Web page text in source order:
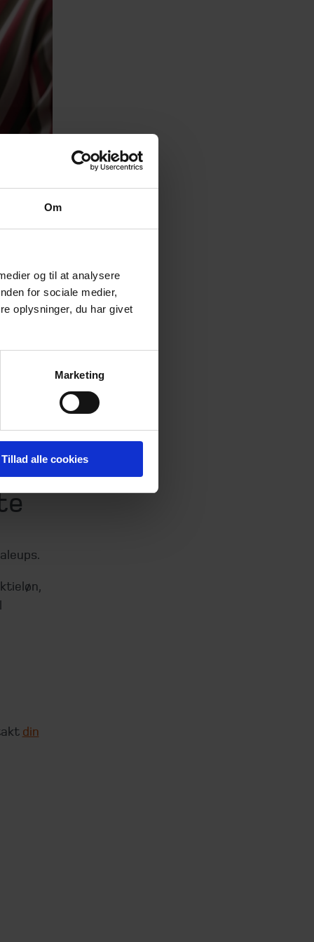
Om
og til at analysere
for sociale medier,
oplysninger, du har givet
Marketing
Tillad alle cookies
din